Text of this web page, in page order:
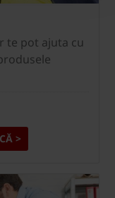
te pot ajuta cu
>